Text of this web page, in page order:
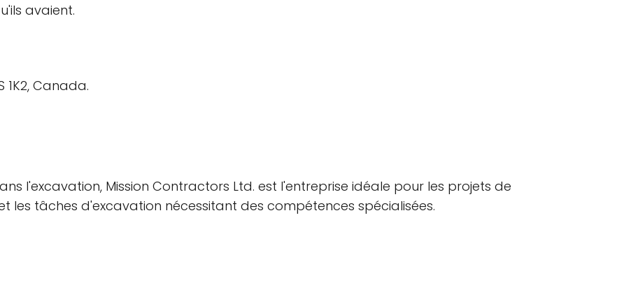
avaient.
1K2, Canada.
l'excavation, Mission Contractors Ltd. est l'entreprise idéale pour les projets de
les tâches d'excavation nécessitant des compétences spécialisées.